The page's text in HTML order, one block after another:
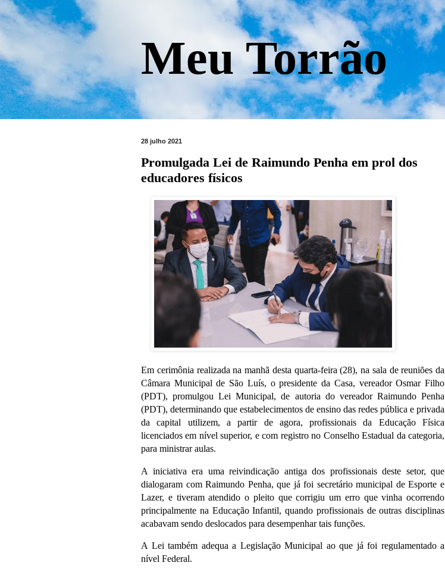
Meu Torrão
28 julho 2021
Promulgada Lei de Raimundo Penha em prol dos
educadores físicos
Em cerimônia realizada na manhã desta quarta-feira (28), na sala de reuniões da
Câmara Municipal de São Luís, o presidente da Casa, vereador Osmar Filho
(PDT), promulgou Lei Municipal, de autoria do vereador Raimundo Penha
(PDT), determinando que estabelecimentos de ensino das redes pública e privada
da capital utilizem, a partir de agora, profissionais da Educação Física
licenciados em nível superior, e com registro no Conselho Estadual da categoria,
para ministrar aulas.
A iniciativa era uma reivindicação antiga dos profissionais deste setor, que
dialogaram com Raimundo Penha, que já foi secretário municipal de Esporte e
Lazer, e tiveram atendido o pleito que corrigiu um erro que vinha ocorrendo
principalmente na Educação Infantil, quando profissionais de outras disciplinas
acabavam sendo deslocados para desempenhar tais funções.
A Lei também adequa a Legislação Municipal ao que já foi regulamentado a
nível Federal.